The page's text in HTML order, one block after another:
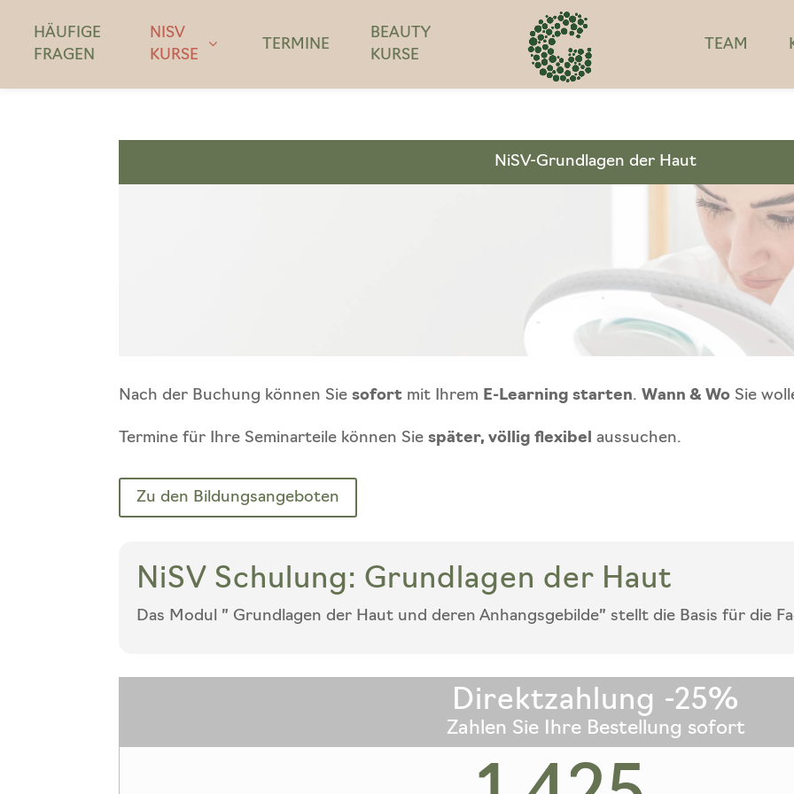
HÄUFIGE
FRAGEN
NISV
KURSE
TERMINE
BEAUTY
KURSE
TEAM
NiSV-Grundlagen der Haut
Nach der Buchung können Siesofort mit Ihrem E-Learning starten.Wann & Wo Sie
Termine für Ihre Seminarteile können Siespäter, völlig flexibel aussuchen.
Zu den Bildungsangeboten
NiSV Schulung: Grundlagen der Haut
Das Modul ” Grundlagen der Haut und deren Anhangsgebilde” stellt die Basis für die
Direktzahlung -25%
Zahlen Sie Ihre Bestellung sofort